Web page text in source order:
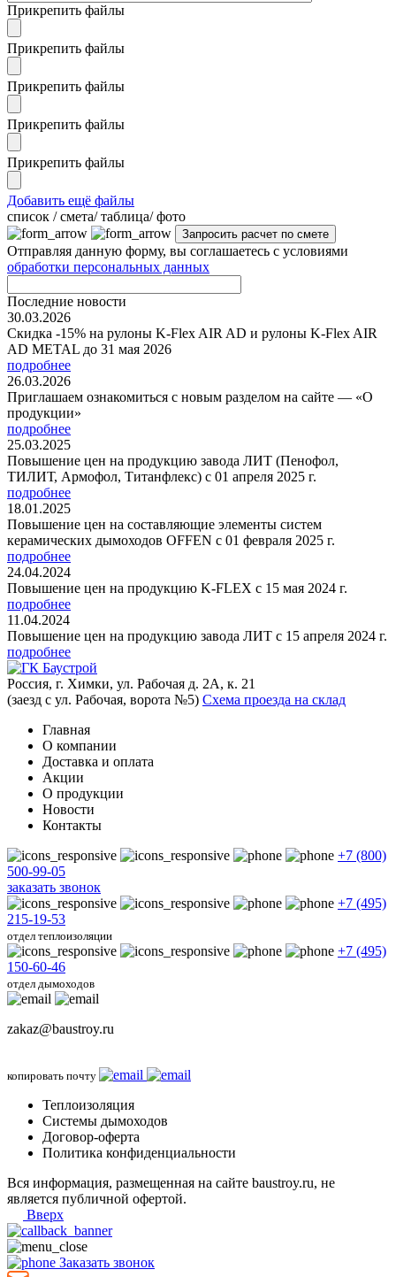
Прикрепить файлы
Прикрепить файлы
Прикрепить файлы
Прикрепить файлы
Прикрепить файлы
Добавить ещё файлы
cписок / смета/ таблица/ фото
Отправляя данную форму, вы соглашаетесь с условиями
обработки персональных данных
Последние новости
30.03.2026
Скидка -15% на рулоны K-Flex AIR AD и рулоны K-Flex AIR
AD METAL до 31 мая 2026
подробнее
26.03.2026
Приглашаем ознакомиться с новым разделом на сайте — «О
продукции»
подробнее
25.03.2025
Повышение цен на продукцию завода ЛИТ (Пенофол,
ТИЛИТ, Армофол, Титанфлекс) с 01 апреля 2025 г.
подробнее
18.01.2025
Повышение цен на составляющие элементы систем
керамических дымоходов OFFEN с 01 февраля 2025 г.
подробнее
24.04.2024
Повышение цен на продукцию K-FLEX с 15 мая 2024 г.
подробнее
11.04.2024
Повышение цен на продукцию завода ЛИТ с 15 апреля 2024 г.
подробнее
Россия, г. Химки, ул. Рабочая д. 2А, к. 21
(заезд с ул. Рабочая, ворота №5) Схема проезда на склад
Главная
О компании
Доставка и оплата
Акции
О продукции
Новости
Контакты
+7 (800)
500-99-05
заказать звонок
+7 (495)
215-19-53
отдел теплоизоляции
+7 (495)
150-60-46
отдел дымоходов
zakaz@baustroy.ru
копировать почту
Теплоизоляция
Системы дымоходов
Договор-оферта
Политика конфиденциальности
Вся информация, размещенная на сайте baustroy.ru, не
является публичной офертой.
Вверх
Заказать звонок